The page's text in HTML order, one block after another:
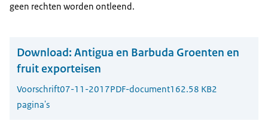
geen rechten worden ontleend.
Download: Antigua en Barbuda Groenten en
fruit exporteisen
Voorschrift07-11-2017PDF-document162.58 KB2
pagina's